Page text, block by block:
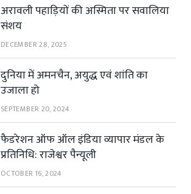
अरावली पहाड़ियों की अस्मिता पर सवालिया
संशय
DECEMBER 28, 2025
दुनिया में अमनचैन, अयुद्ध एवं शांति का
उजाला हो
SEPTEMBER 20, 2024
फैडरेशन ऑफ ऑल इंडिया व्यापार मंडल के
प्रतिनिधि: राजेश्वर पैन्यूली
OCTOBER 16, 2024